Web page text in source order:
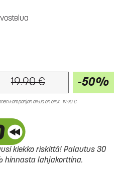
19.90 € -50%
kampanjan alkua on ollut 19.90 €
kiekko riskittä! Palautus 30
hinnasta lahjakorttina.